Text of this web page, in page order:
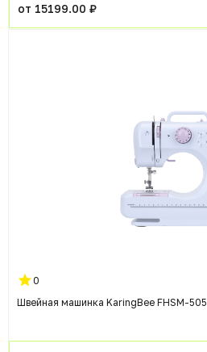
от 15199.00 ₽
0
Швейная машинка KaringBee FHSM-505